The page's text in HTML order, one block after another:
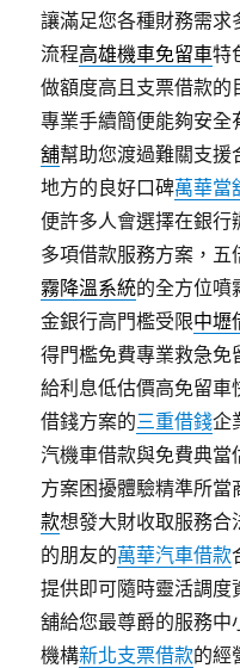
讓滿足您各種財務需
流程高雄機車免留車特
做額度高且支票借款的
專業手續簡便能夠安
舖幫助您渡過難關支
地方的良好口碑萬華當
便許多人會選擇在銀行
多項借款服務方案，
霧降溫系統的全方位噴
金銀行高門檻受限中壢
得門檻免費專業救急免
給利息低估價高免留
借錢方案的三重借錢企
汽機車借款與免費典當
方案困擾體驗精準所當
款想發大財收取服務
的朋友的萬華汽車借款
提供即可隨時靈活調度
舖給您最尊爵的服務
機構新北支票借款的經